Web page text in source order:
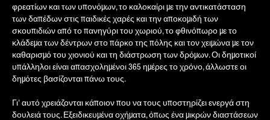
φρεατίων και των υπονόμων, το καλοκαίρι με την αντικατάσταση
των δαπέδων στις παιδικές χαρές και την αποκομιδή των
σκουπιδιών από το πανηγύρι του χωριού, το φθινόπωρο με το
κλάδεμα των δέντρων στο πάρκο της πόλης και τον χειμώνα με τον
καθαρισμό του χιονιού και τη διάστρωση των δρόμων. Οι δημοτικοί
υπάλληλοι είναι απασχολημένοι 365 ημέρες το χρόνο, άλλωστε οι
δημότες βασίζονται πάνω τους.
Γι' αυτό χρειάζονται κάποιον που να τους υποστηρίζει ενεργά στη
δουλειά τους. Εξειδικευμένα οχήματα, όπως ένα μικρών διαστάσεων
Η ΧΏΡΑ ΣΑΣ*
E-MAIL*